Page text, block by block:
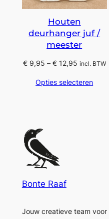
Houten
deurhanger juf /
meester
€9,95 – €12,95Prijsklasse:
tot
incl. BTW
Opties selecteren
Bonte Raaf
Jouw creatieve team